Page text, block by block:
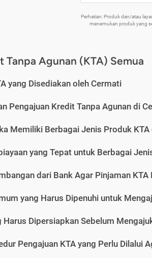
Perhatian: Produk dan/atau
menemukan produk yang
Tanpa Agunan (KTA) Semua
yang Disediakan oleh Cermati
Pengajuan Kredit Tanpa Agunan di
Memiliki Berbagai Jenis Produk
yang Tepat untuk Berbagai
dari Bank Agar Pinjaman KTA
yang Harus Dipenuhi untuk
Harus Dipersiapkan Sebelum
Pengajuan KTA yang Perlu Dilalui